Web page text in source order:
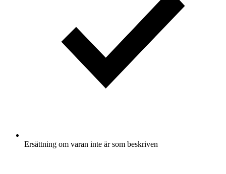
Ersättning om varan inte är som beskriven